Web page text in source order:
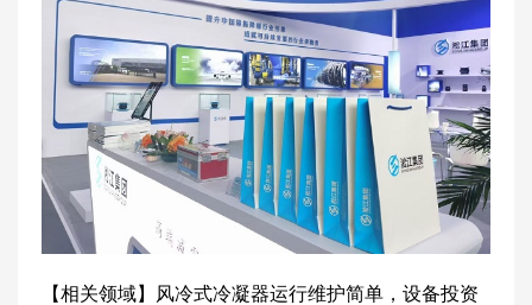
【相关领域】风冷式冷凝器运行维护简单，设备投资